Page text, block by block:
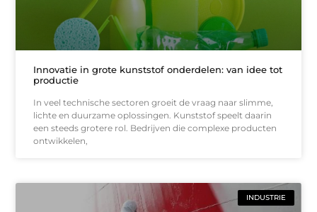
Innovatie in grote kunststof onderdelen: van idee tot
productie
In veel technische sectoren groeit de vraag naar slimme,
lichte en duurzame oplossingen. Kunststof speelt daarin
een steeds grotere rol. Bedrijven die complexe producten
ontwikkelen,
INDUSTRIE